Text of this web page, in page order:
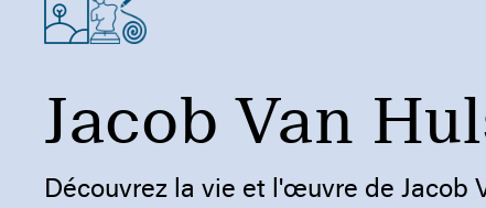
Jacob Van
Découvrez la vie et l'œuvre de Jacob